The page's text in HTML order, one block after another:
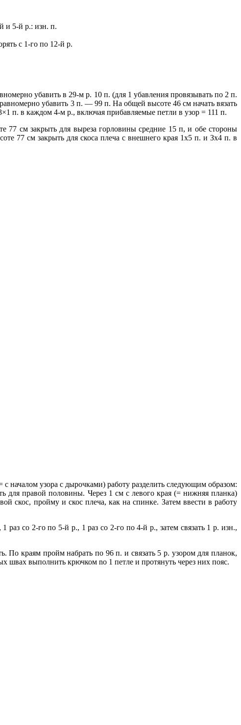
и 5-й р.: изн. п.
с 1-го по 12-й р.
убавить в 29-м р. 10 п. (для 1 убавления провязывать по 2 п.
убавить 3 п. — 99 п. На общей высоте 46 см начать вязать
п. в каждом 4-м р., включая прибавляемые петли в узор = 111 п.
см закрыть для выреза горловины средние 15 п, и обе стороны
77 см закрыть для скоса плеча с внешнего края 1х5 п. и Зх4 п. в
началом узора с дырочками) работу разделить следующим образом:
для правой половины. Через 1 см с левого края (= нижняя планка)
скос, пройму и скос плеча, как на спинке. Затем ввести в работу
со 2-го по 5-й р., 1 раз со 2-го по 4-й р., затем связать 1 р. изн.,
По краям пройм набрать по 96 п. и связать 5 р. узором для планок,
выполнить крючком no 1 петле и протянуть через них пояс.